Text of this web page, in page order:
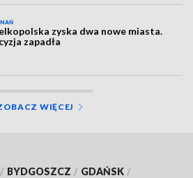
zyska dwa nowe miasta.
zapadła
WIĘCEJ
/ BYDGOSZCZ / GDAŃSK /